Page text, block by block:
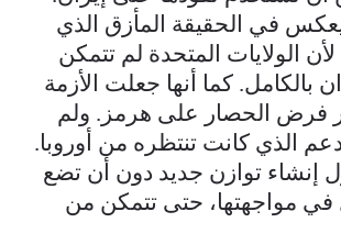
في الحقيقة المأزق الذي
الولايات المتحدة لم تتمكن
بالكامل. كما أنها جعلت الأزمة
فرض الحصار على هرمز. ولم
الذي كانت تنتظره من أوروبا.
إنشاء توازن جديد دون أن تضع
في مواجهتها، حتى تتمكن من